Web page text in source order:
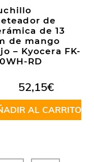
de
de 13
de mango
– Kyocera FK-
RD
52,15€
AL CARRITO